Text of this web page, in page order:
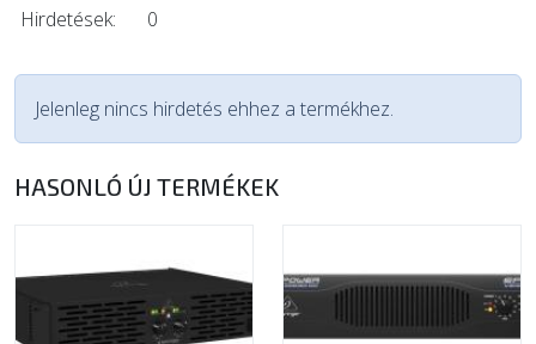
Hirdetések:
0
Jelenleg nincs hirdetés ehhez a termékhez.
HASONLÓ ÚJ TERMÉKEK